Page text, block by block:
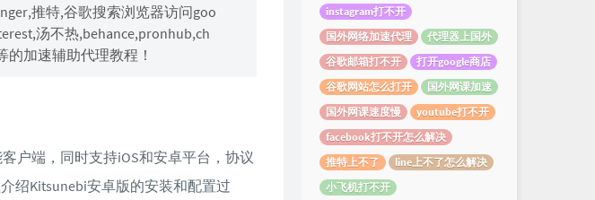
推特,谷歌搜索浏览器访问goo
汤不热,behance,pronhub,ch
加速辅助代理教程！
户端，同时支持iOS和安卓平台，协议
绍Kitsunebi安卓版的安装和配置过
instagram打不开
国外网络加速代理
代理器上国外
谷歌邮箱打不开
打开google商店
谷歌网站怎么打开
国外网课加速
国外网课速度慢
youtube打不开
facebook打不开怎么解决
推特上不了
line上不了怎么解决
小飞机打不开